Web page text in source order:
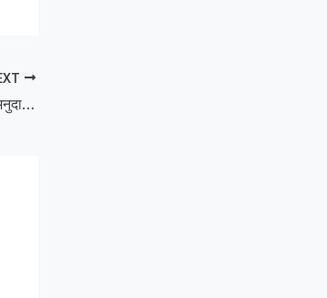
Subodh Savji :‘लाडक्या बहिणींचे’ अनुदान वसूल करू नका; सुबोध सावजींचे सरकारला साकडे